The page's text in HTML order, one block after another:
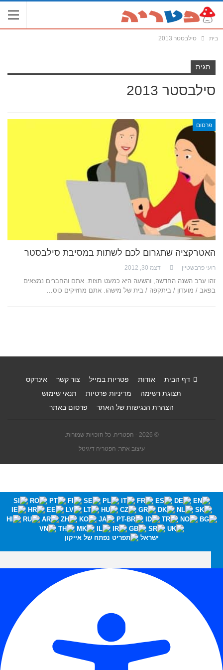
בית סילבסטר 2013
תגית
סילבסטר 2013
פרסום
האטרקציה שתגרום לכם לשתות במסיבת סילבסטר
רועי פרבשטיין דצמ 30, 2012
זהו ערב השנה החדשה, והשעה היא כמעט חצות. אתם והחברים נמצאים
בפאב / מועדון / ביתקפה / בית של מישהו. אתם מחזיקים כוס…
דף הבית אודות פטריות במייל צור קשר
אינדקס
תצוגת רשימה
מדיניות פרטיות
תנאי שימוש
הצהרת הנגישות של האתר
פרסום באתר
© 2026 - הפטריה. כל הזכויות שמורות.
עיצוב אתר: הפטריה דיגיטל
ישראל